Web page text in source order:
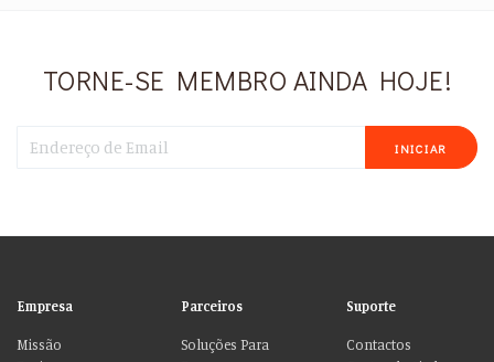
TORNE-SE MEMBRO AINDA HOJE!
INICIAR
Empresa
Missão
Parceiros
Soluções Para
Suporte
Contactos